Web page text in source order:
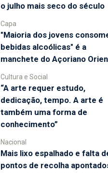
o julho mais seco do século
Capa
"Maioria dos jovens
bebidas alcoólicas" é a
manchete do Açoriano
Cultura e Social
“A arte requer estudo,
dedicação, tempo. A arte é
também uma forma de
conhecimento”
Nacional
Mais lixo espalhado e falta
pontos de recolha